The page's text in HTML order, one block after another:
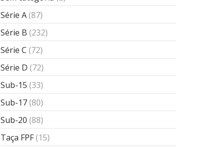
Série A(87)
Série B (232)
Série C (72)
Série D (72)
Sub-15 (33)
Sub-17(80)
Sub-20 (88)
Taça FPF(15)